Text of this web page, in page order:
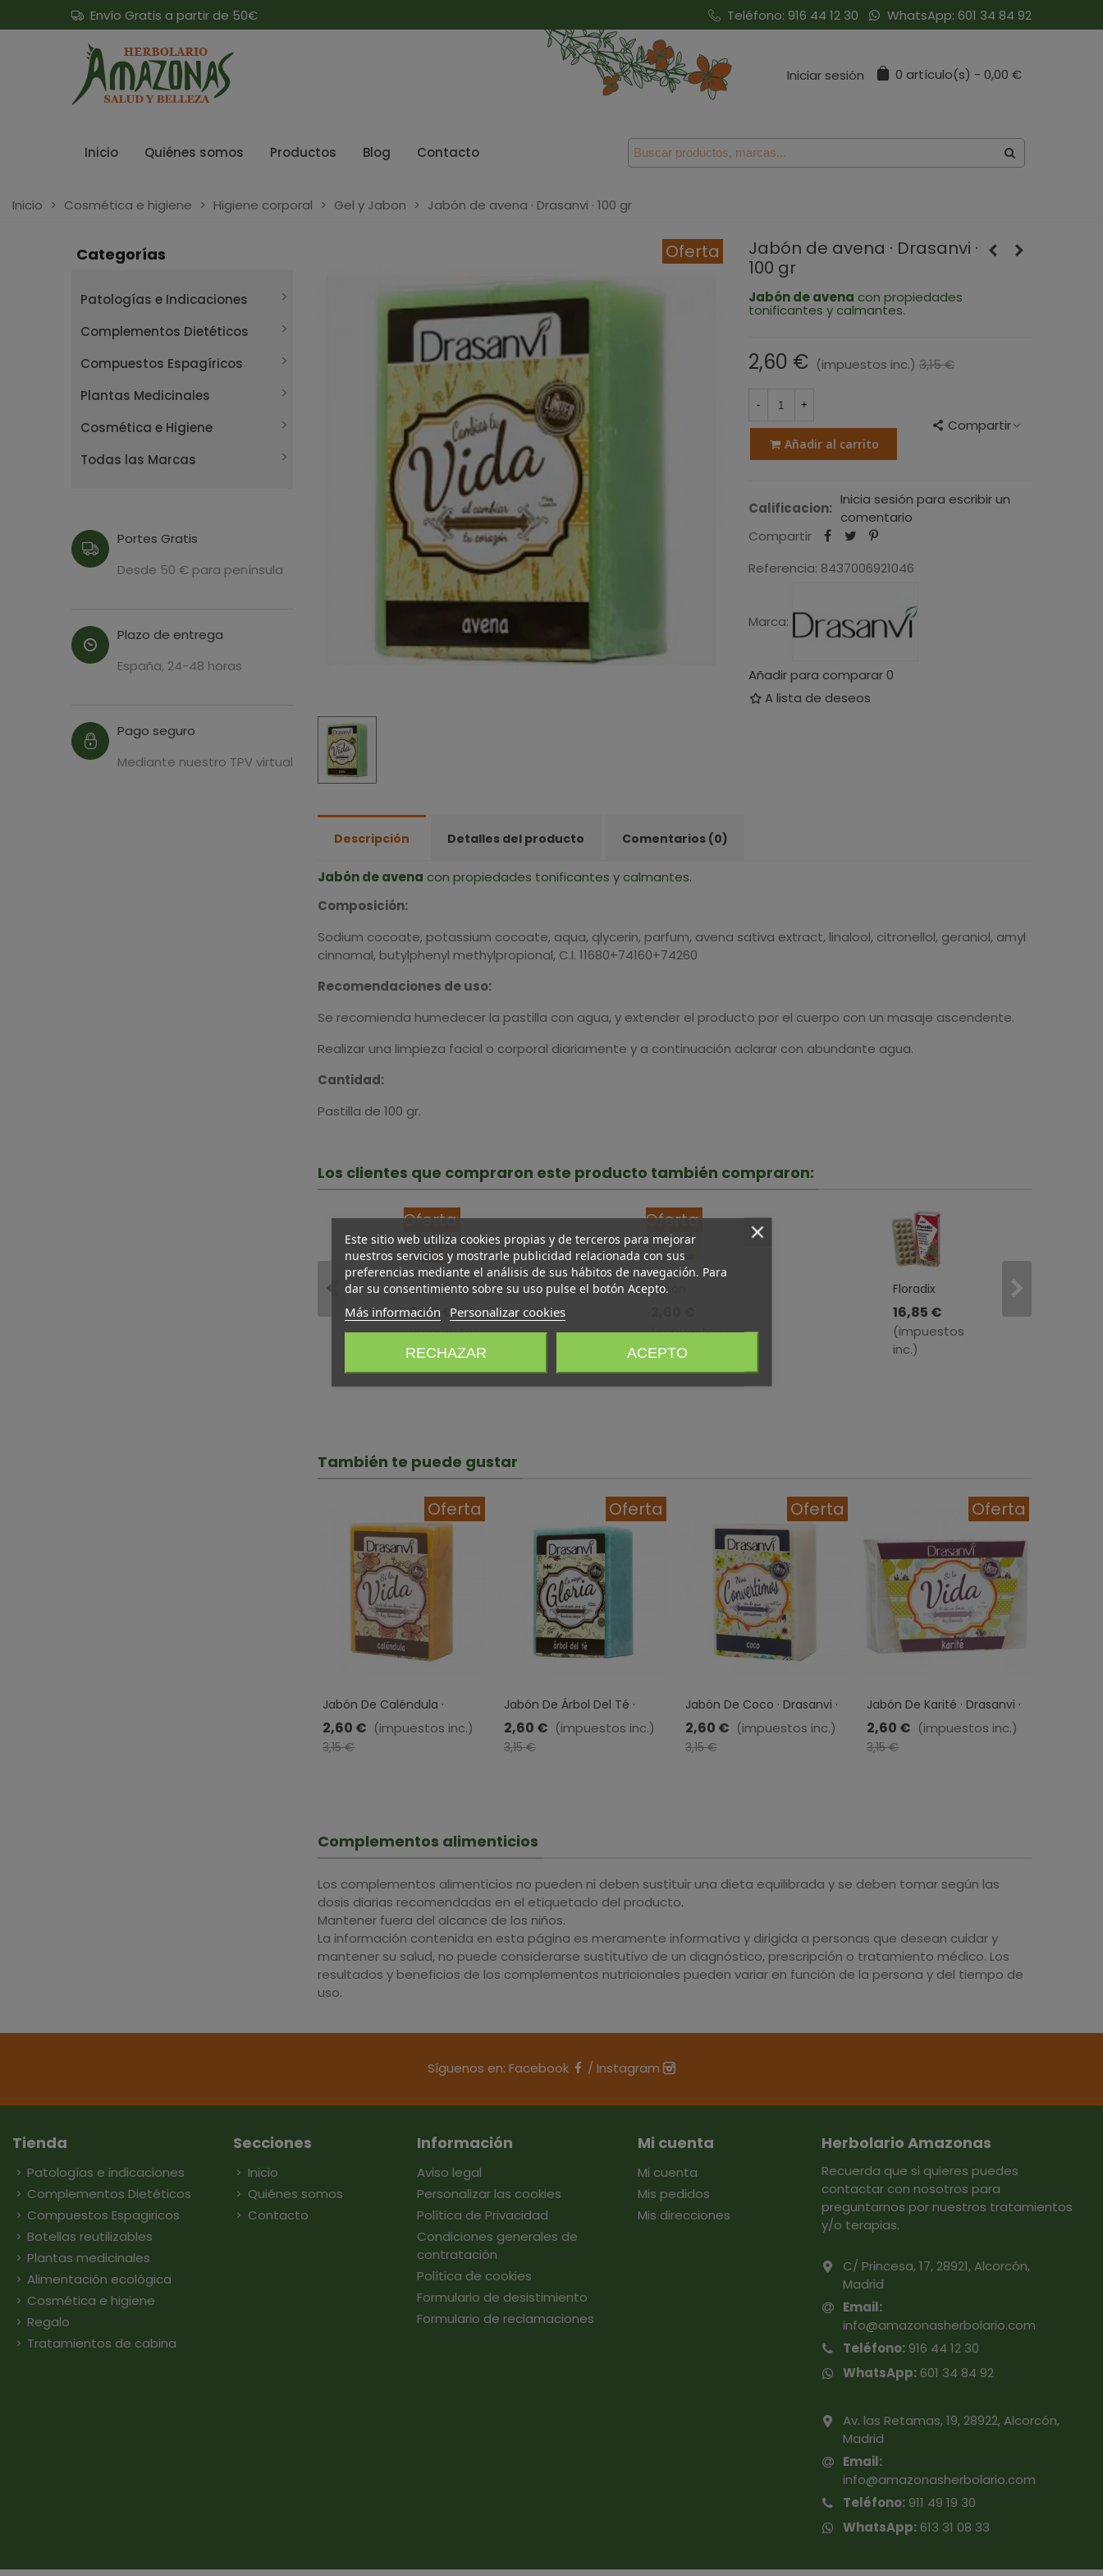
Envío Gratis a partir de 50€ Teléfono: 916 44 12 30 WhatsApp: 601 34 84 92
Iniciar sesión 0 artículo(s) - 0,00 €
Inicio Quiénes somos Productos Blog Contacto
Inicio > Cosmética e higiene > Higiene corporal > Gel y Jabon > Jabón de avena · Drasanvi · 100 gr
Categorías
Patologías e Indicaciones
Complementos Dietéticos
Compuestos Espagíricos
Plantas Medicinales
Cosmética e Higiene
Todas las Marcas
Portes Gratis
Desde 50 € para península
Plazo de entrega
España, 24-48 horas
Pago seguro
Mediante nuestro TPV virtual
Oferta
Jabón de avena · Drasanvi ·
100 gr
Jabón de avena con propiedades
tonificantes y calmantes.
2,60 € (impuestos inc.) 3,15 €
- +
Añadir al carrito
Compartir
Calificacion:
Inicia sesión para escribir un
comentario
Compartir
Referencia: 8437006921046
Marca:
Añadir para comparar0
A lista de deseos
Descripción Detalles del producto Comentarios (0)
Jabón de avena con propiedades tonificantes y calmantes.
Composición:
Sodium cocoate, potassium cocoate, aqua, qlycerin, parfum, avena sativa extract, linalool, citronellol, geraniol, amyl
cinnamal, butylphenyl methylpropional, C.I. 11680+74160+74260
Recomendaciones de uso:
Se recomienda humedecer la pastilla con agua, y extender el producto por el cuerpo con un masaje ascendente.
Realizar una limpieza facial o corporal diariamente y a continuación aclarar con abundante agua.
Cantidad:
Pastilla de 100 gr.
Los clientes que compraron este producto también compraron:
Oferta
Jabón
De
Argán ·
· 100 Gr
2,60 €
(impuestos
inc.) 3,15 €
Oferta
Jabón
Drasanvi
· 100 Gr
(impuestos
inc.) 3,15 €
Floradix
· Hierro
+
Vitaminas
· Salus ·
16,85 €
(impuestos
inc.)
También te puede gustar
Oferta
Jabón De Caléndula ·
Drasanvi · 100 Gr
2,60 € (impuestos inc.)
3,15 €
Oferta
Jabón De Árbol Del Té ·
Drasanvi · 100 Gr
2,60 € (impuestos inc.)
3,15 €
Oferta
Jabón De Coco · Drasanvi ·
100 Gr
2,60 € (impuestos inc.)
3,15 €
Oferta
Jabón De Karité · Drasanvi ·
100 Gr
2,60 € (impuestos inc.)
3,15 €
Complementos alimenticios
Los complementos alimenticios no pueden ni deben sustituir una dieta equilibrada y se deben tomar según las
dosis diarias recomendadas en el etiquetado del producto.
Mantener fuera del alcance de los niños.
La información contenida en esta página es meramente informativa y dirigida a personas que desean cuidar y
mantener su salud, no puede considerarse sustitutivo de un diagnóstico, prescripción o tratamiento médico. Los
resultados y beneficios de los complementos nutricionales pueden variar en función de la persona y del tiempo de
uso.
Síguenos en: Facebook / Instagram
Este sitio web utiliza cookies propias y de terceros para mejorar
nuestros servicios y mostrarle publicidad relacionada con sus
preferencias mediante el análisis de sus hábitos de navegación. Para
dar su consentimiento sobre su uso pulse el botón Acepto.
Más información Personalizar cookies
RECHAZAR ACEPTO
Tienda
Patologías e indicaciones
Complementos Dietéticos
Compuestos Espagiricos
Botellas reutilizables
Plantas medicinales
Alimentación ecológica
Cosmética e higiene
Regalo
Tratamientos de cabina
Secciones
Inicio
Quiénes somos
Contacto
Información
Aviso legal
Personalizar las cookies
Política de Privacidad
Condiciones generales de
contratación
Política de cookies
Formulario de desistimiento
Formulario de reclamaciones
Mi cuenta
Mi cuenta
Mis pedidos
Mis direcciones
Herbolario Amazonas
Recuerda que si quieres puedes
contactar con nosotros para
preguntarnos por nuestros tratamientos
y/o terapias.
C/ Princesa, 17, 28921, Alcorcón,
Madrid
Email:
info@amazonasherbolario.com
Teléfono: 916 44 12 30
WhatsApp: 601 34 84 92
Av. las Retamas, 19, 28922, Alcorcón,
Madrid
Email:
info@amazonasherbolario.com
Teléfono: 911 49 19 30
WhatsApp: 613 31 08 33